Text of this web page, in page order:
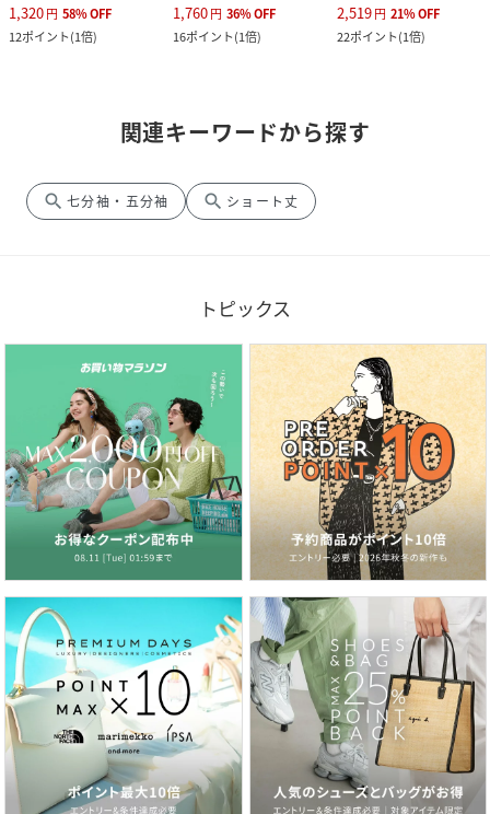
1,320円 58%OFF
12ポイント(1倍)
1,760円 36%OFF
16ポイント(1倍)
2,519円 21%OFF
22ポイント(1倍)
関連キーワードから探す
search 七分袖・五分袖 search ショート丈
トピックス